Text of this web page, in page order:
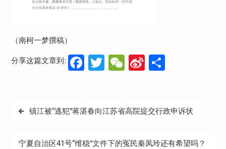
（南柯一梦撰稿）
分享这篇文章到: Facebook
Twitter
WeChat
Sina分
文
导
镇江被“逃犯”蒋湛春向江苏省高院提交行政申诉状
宁夏自治区41号“维稳”文件下的冤民秦凤玲还有希望吗？